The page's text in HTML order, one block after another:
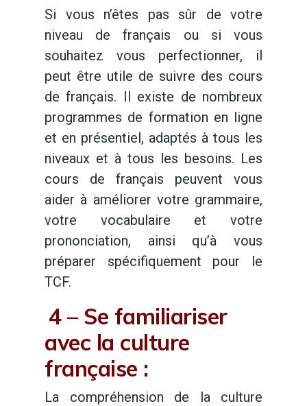
Si vous n’êtes pas sûr de votre
niveau de français ou si vous
souhaitez vous perfectionner, il
peut être utile de suivre des cours
de français. Il existe de nombreux
programmes de formation en ligne
et en présentiel, adaptés à tous les
niveaux et à tous les besoins. Les
cours de français peuvent vous
aider à améliorer votre grammaire,
votre vocabulaire et votre
prononciation, ainsi qu’à vous
préparer spécifiquement pour le
TCF.
4 – Se familiariser
avec la culture
française :
La compréhension de la culture